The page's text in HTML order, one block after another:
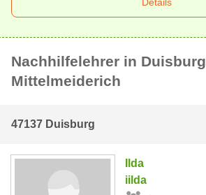
Details
Nachhilfelehrer in Duisburg
Mittelmeiderich
47137 Duisburg
Ilda
iilda